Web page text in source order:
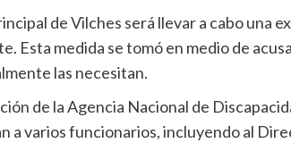
de Vilches será llevar a cabo
Esta medida se tomó en medio de
las necesitan.
de la Agencia Nacional de
a varios funcionarios, incluyendo al